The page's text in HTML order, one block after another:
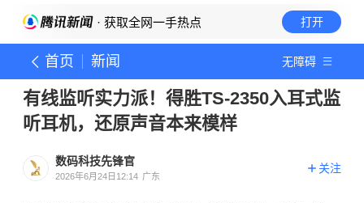
· 获取全网一手热点 打开
首页 新闻 无障碍
有线监听实力派！得胜TS-2350入耳式监
听耳机，还原声音本来模样
数码科技先锋官
2026年6月24日12:14 广东
关注